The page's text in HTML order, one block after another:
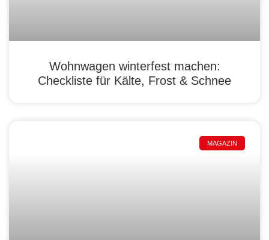
Wohnwagen winterfest machen:
Checkliste für Kälte, Frost & Schnee
MAGAZIN